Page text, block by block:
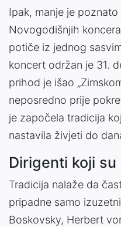
Ipak, manje je
Novogodišnjih
potiče iz jednog
koncert održan je 31.
prihod je išao
neposredno prije
je započela tradicija
nastavila živjeti do
Dirigenti koji
Tradicija nalaže da
pripadne samo
Boskovsky, Herbert